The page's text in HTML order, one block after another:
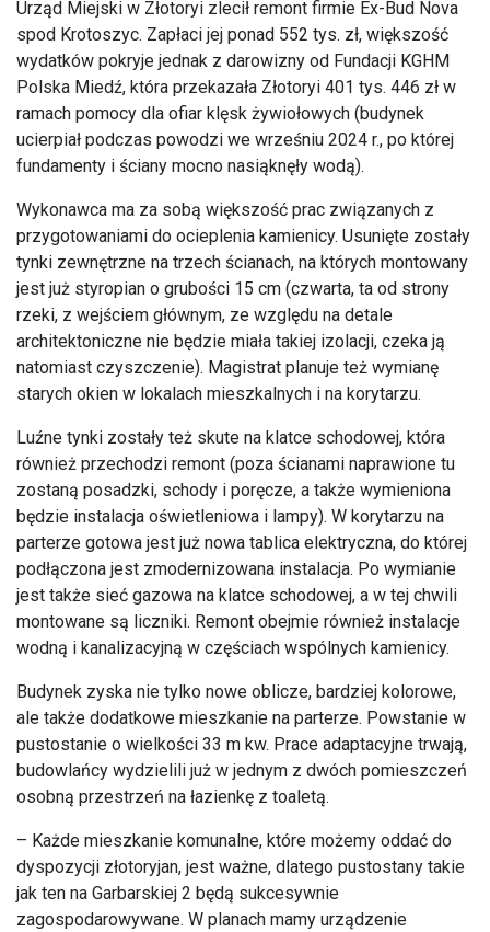
Urząd Miejski w Złotoryi zlecił remont firmie Ex-Bud Nova
spod Krotoszyc. Zapłaci jej ponad 552 tys. zł, większość
wydatków pokryje jednak z darowizny od Fundacji KGHM
Polska Miedź, która przekazała Złotoryi 401 tys. 446 zł w
ramach pomocy dla ofiar klęsk żywiołowych (budynek
ucierpiał podczas powodzi we wrześniu 2024 r., po której
fundamenty i ściany mocno nasiąknęły wodą).
Wykonawca ma za sobą większość prac związanych z
przygotowaniami do ocieplenia kamienicy. Usunięte zostały
tynki zewnętrzne na trzech ścianach, na których montowany
jest już styropian o grubości 15 cm (czwarta, ta od strony
rzeki, z wejściem głównym, ze wzgl ędu na detale
architektoniczne nie będzie miała takiej izolacji, czeka ją
natomiast czyszczenie). Magistrat planuje też wymianę
starych okien w lokalach mieszkalnych i na korytarzu.
Luźne tynki zostały też skute na klatce schodowej, która
również przechodzi remont (poza ścianami naprawione tu
zostaną posadzki, schody i poręcze, a także wymieniona
będzie instalacja oświetleniowa i lampy). W korytarzu na
parterze gotowa jest już nowa tablica elektryczna, do której
podłączona jest zmodernizowana instalacja. Po wymianie
jest także sieć gazowa na klatce schodowej, a w tej chwili
montowane są liczniki. Remont obejmie również instalacje
wodną i kanalizacyjną w częściach wspólnych kamienicy.
Budynek zyska nie tylko nowe oblicze, bardziej kolorowe,
ale także dodatkowe mieszkanie na parterze. Powstanie w
pustostanie o wielkości 33 m kw. Prace adaptacyjne trwają,
budowlańcy wydzielili już w jednym z dwóch pomieszczeń
osobną przestrzeń na łazienkę z toaletą.
– Każde mieszkanie komunalne, które możemy oddać do
dyspozycji złotoryjan, jest ważne, dlatego pustostany takie
jak ten na Garbarskiej 2 będą sukcesywnie
zagospodarowywane. W planach mamy urządzenie